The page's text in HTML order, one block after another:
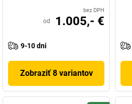
bez DPH
od 1.005,- €
9-10 dni
Zobraziť 8 variantov